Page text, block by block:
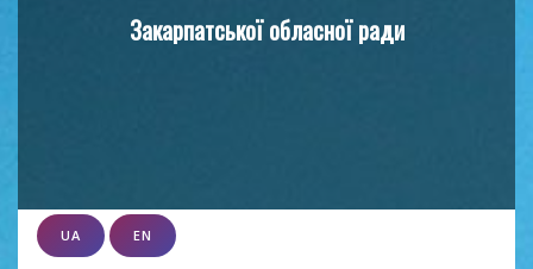
Закарпатської обласної ради
UA EN